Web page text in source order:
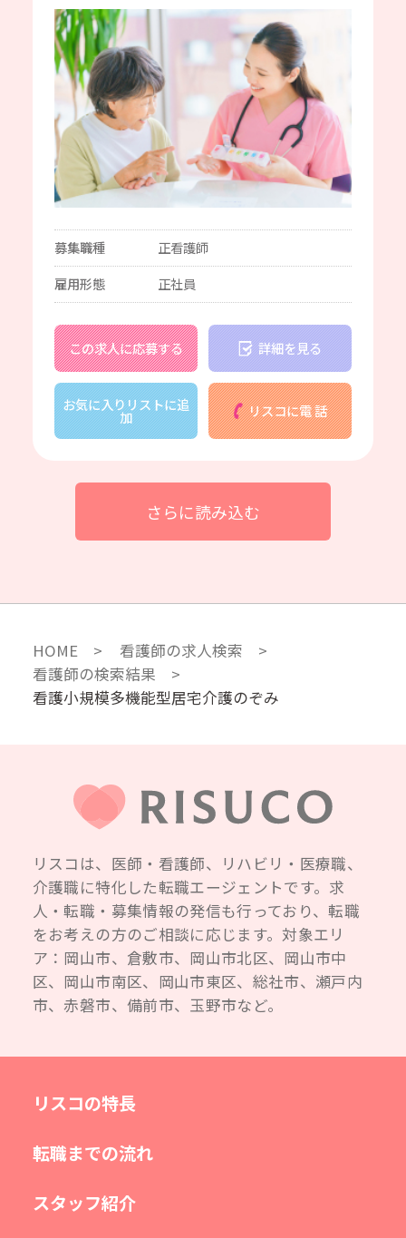
募集職種
正看護師
雇用形態
正社員
この求人に応募する 詳細を見る
お気に入りリストに追
加 リスコに電 話
さらに読み込む
HOME
看護師の求人検索
看護師の検索結果
看護小規模多機能型居宅介護のぞみ
リスコは、医師・看護師、リハビリ・医療職、
介護職に特化した転職エージェントです。求
人・転職・募集情報の発信も行っており、転職
をお考えの方のご相談に応じます。対象エリ
ア：岡山市、倉敷市、岡山市北区、岡山市中
区、岡山市南区、岡山市東区、総社市、瀬戸内
市、赤磐市、備前市、玉野市など。
リスコの特長
転職までの流れ
スタッフ紹介